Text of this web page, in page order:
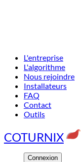
L'entreprise
L'algorithme
Nous rejoindre
Installateurs
FAQ
Contact
Outils
COTURNIX
Connexion